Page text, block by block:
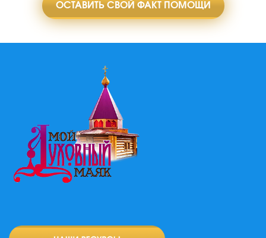
ОСТАВИТЬ СВОЙ ФАКТ ПОМОЩИ